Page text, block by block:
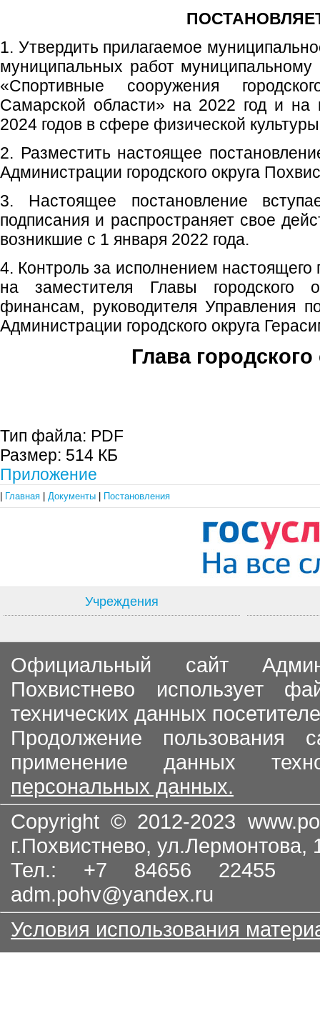
1. Утвердить прилагаемое
муниципальных работ
«Спортивные сооружения
Самарской области» на 2022 год и
2024 годов в сфере физической
2. Разместить настоящее
Администрации городского округа
3. Настоящее постановление
подписания и распространяет свое
возникшие с 1 января 2022 года.
4. Контроль за исполнением настоящего
на заместителя Главы городского
финансам, руководителя Управления
Администрации городского округа
Глава городского
Тип файла: PDF
Размер: 514 КБ
Приложение
Главная Документы Постановления
Учреждения
Официальный сайт
Похвистнево использует
технических данных
Продолжение пользования
применение данных
персональных данных.
Copyright © 2012-2023
г.Похвистнево, ул.Лермонтова,
Тел.: +7 84656
adm.pohv@yandex.ru
Условия использования